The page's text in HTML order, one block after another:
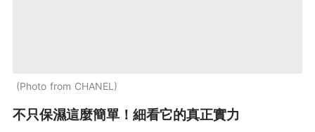
Photo from CHANEL
不只保濕這麼簡單！細看它的真正實力